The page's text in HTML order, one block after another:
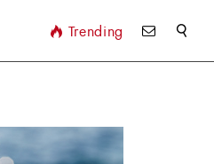
Trending